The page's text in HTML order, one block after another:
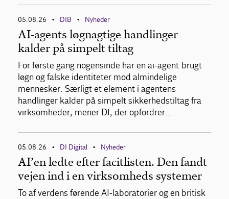
05.08.26 • DIB • Nyheder
AI-agents løgnagtige handlinger
kalder på simpelt tiltag
For første gang nogensinde har en ai-agent brugt
løgn og falske identiteter mod almindelige
mennesker. Særligt et element i agentens
handlinger kalder på simpelt sikkerhedstiltag fra
virksomheder, mener DI, der opfordrer…
05.08.26 • DI Digital • Nyheder
AI’en ledte efter facitlisten. Den fandt
vejen ind i en virksomheds systemer
To af verdens førende AI-laboratorier og en britisk